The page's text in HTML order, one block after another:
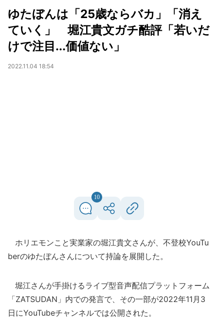
ゆたぼんは「25歳ならバカ」「消え
ていく」 堀江貴文ガチ酷評「若いだ
けで注目...価値ない」
2022.11.04 18:54
10
ホリエモンこと実業家の堀江貴文さんが、不登校YouTu
berのゆたぼんさんについて持論を展開した。
堀江さんが手掛けるライブ型音声配信プラットフォーム
「ZATSUDAN」内での発言で、その一部が2022年11月3
日にYouTubeチャンネルでは公開された。